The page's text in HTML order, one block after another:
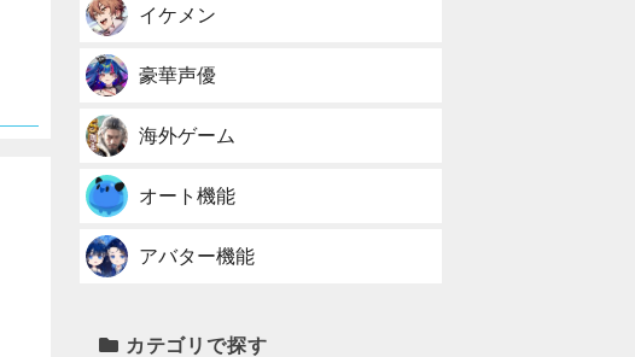
イケメン
豪華声優
海外ゲーム
オート機能
アバター機能
カテゴリで探す